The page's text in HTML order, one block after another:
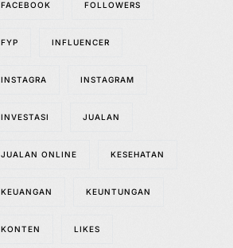
FACEBOOK FOLLOWERS
FYP INFLUENCER
INSTAGRA INSTAGRAM
INVESTASI JUALAN
JUALAN ONLINE KESEHATAN
KEUANGAN KEUNTUNGAN
KONTEN LIKES